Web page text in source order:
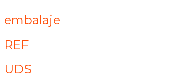
embalaje
REF
UDS